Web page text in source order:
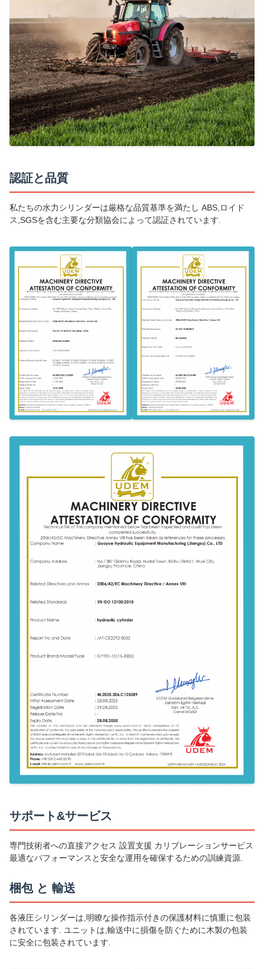
認証と品質
私たちの水力シリンダーは厳格な品質基準を満たし ABS,ロイド
ス,SGSを含む主要な分類協会によって認証されています.
サポート&サービス
専門技術者への直接アクセス 設置支援 カリブレーションサービス
最適なパフォーマンスと安全な運用を確保するための訓練資源.
梱包 と 輸送
各液圧シリンダーは,明瞭な操作指示付きの保護材料に慎重に包装
されています. ユニットは,輸送中に損傷を防ぐために木製の包装
に安全に包装されています.